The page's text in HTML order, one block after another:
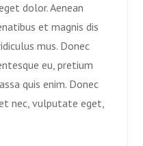
dolor. Aenean
et magnis dis
mus. Donec
eu, pretium
quis enim. Donec
nec, vulputate eget,